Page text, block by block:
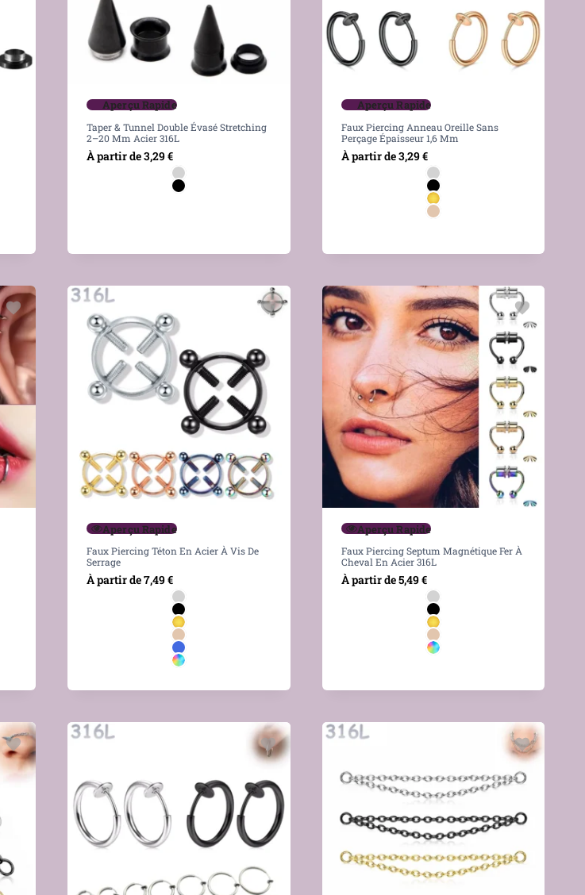
Aperçu Rapide
Taper & Tunnel Double Évasé Stretching
2–20 Mm Acier 316L
À partir de3,29€
Aperçu Rapide
Faux Piercing Anneau Oreille Sans
Perçage Épaisseur 1,6 Mm
À partir de3,29€
Aperçu Rapide
Faux Piercing Téton En Acier À Vis De
Serrage
À partir de7,49€
Aperçu Rapide
Faux Piercing Septum Magnétique Fer À
Cheval En Acier 316L
À partir de5,49€